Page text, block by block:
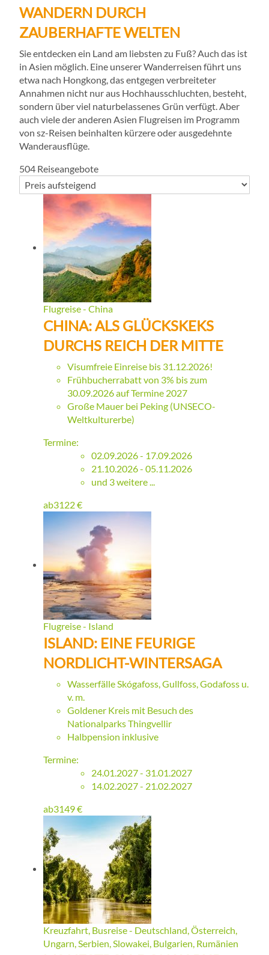
WANDERN DURCH
ZAUBERHAFTE WELTEN
Sie entdecken ein Land am liebsten zu Fuß? Auch das ist
in Asien möglich. Eine unserer Wanderreisen führt uns
etwa nach Hongkong, das entgegen verbreiteter
Annahmen nicht nur aus Hochhausschluchten, besteht,
sondern über viel naturbelassenes Grün verfügt. Aber
auch viele der anderen Asien Flugreisen im Programm
von sz-Reisen beinhalten kürzere oder ausgedehnte
Wanderausflüge.
504 Reiseangebote
Flugreise - China
CHINA: ALS GLÜCKSKEKS
DURCHS REICH DER MITTE
Visumfreie Einreise bis 31.12.2026!
Frühbucherrabatt von 3% bis zum
30.09.2026 auf Termine 2027
Große Mauer bei Peking (UNSECO-
Weltkulturerbe)
Termine:
02.09.2026 - 17.09.2026
21.10.2026 - 05.11.2026
und 3 weitere ...
ab3122€
Flugreise - Island
ISLAND: EINE FEURIGE
NORDLICHT-WINTERSAGA
Wasserfälle Skógafoss, Gullfoss, Godafoss u.
v. m.
Goldener Kreis mit Besuch des
Nationalparks Thingvellir
Halbpension inklusive
Termine:
24.01.2027 - 31.01.2027
14.02.2027 - 21.02.2027
ab3149€
Kreuzfahrt, Busreise - Deutschland, Österreich,
Ungarn, Serbien, Slowakei, Bulgarien, Rumänien